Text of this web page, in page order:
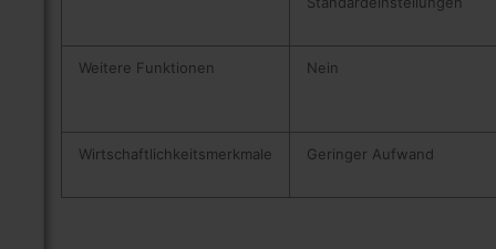
Weitere Funktionen Nein
Wirtschaftlichkeitsmerkmale Geringer Aufwand